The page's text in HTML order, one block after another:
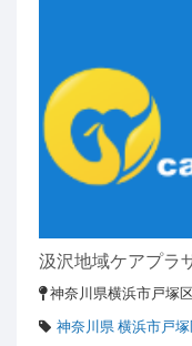
汲沢地域ケアプラ
神奈川県横浜市戸塚
神奈川県 横浜市戸